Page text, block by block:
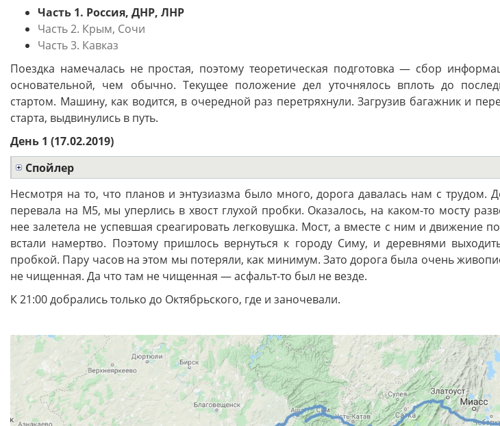
Часть 1. Россия, ДНР, ЛНР
Часть 2. Крым, Сочи
Часть 3. Кавказ
Поездка намечалась не простая, поэтому теоретическая подготовка — сбор
основательной, чем обычно. Текущее положение дел уточнялось вплоть до
стартом. Машину, как водится, в очередной раз перетряхнули. Загрузив багажник и
старта, выдвинулись в путь.
День 1 (17.02.2019)
Спойлер
Несмотря на то, что планов и энтузиазма было много, дорога давалась нам с трудом.
перевала на М5, мы уперлись в хвост глухой пробки. Оказалось, на каком-то мосту
нее залетела не успевшая среагировать легковушка. Мост, а вместе с ним и движение
встали намертво. Поэтому пришлось вернуться к городу Симу, и деревнями
пробкой. Пару часов на этом мы потеряли, как минимум. Зато дорога была очень
не чищенная. Да что там не чищенная — асфальт-то был не везде.
К 21:00 добрались только до Октябрьского, где и заночевали.